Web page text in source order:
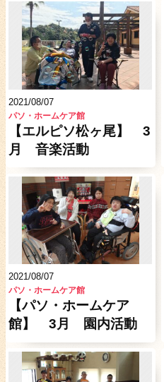
2021/08/07
パソ・ホームケア館
【エルピソ松ヶ尾】 3
月 音楽活動
2021/08/07
パソ・ホームケア館
【パソ・ホームケア
館】 3月 園内活動